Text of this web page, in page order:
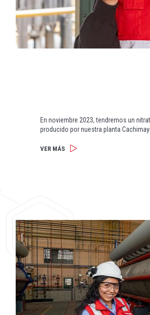
En noviembre 2023, tendremos un
producido por nuestra planta
VER MÁS